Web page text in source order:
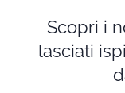
Scopri i
lasciati